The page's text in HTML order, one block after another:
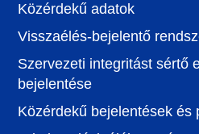
Közérdekű adatok
Visszaélés-bejelentő
Szervezeti integritást sértő
bejelentése
Közérdekű bejelentések és